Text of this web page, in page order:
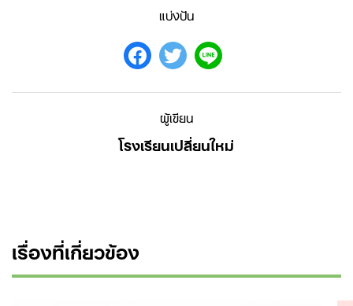
แบ่งปัน
ผู้เขียน
โรงเรียนเปลี่ยนใหม่
เรื่องที่เกี่ยวข้อง